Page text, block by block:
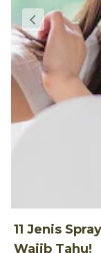
11 Jenis
Wajib Tahu!